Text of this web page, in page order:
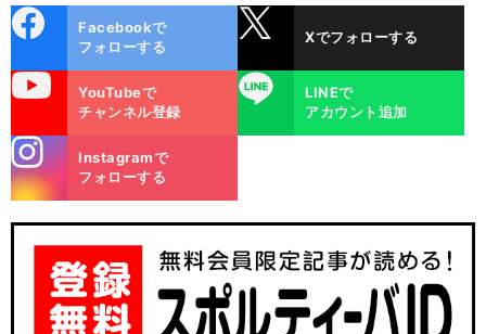
ok
Facebookで
フォローする
Xでフォローする
YouTubeで
チャンネル登録
LINE
LINEで
アカウント追加
m
Instagramで
フォローする